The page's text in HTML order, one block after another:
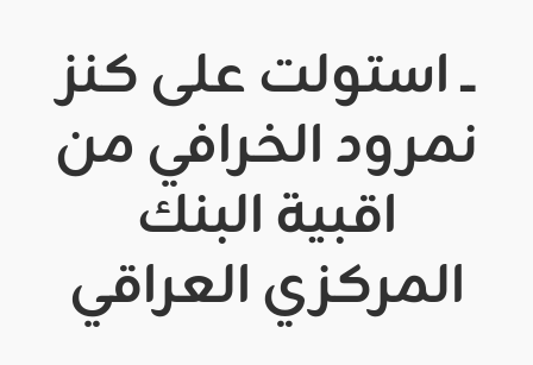
ــ استولت على كنز
نمرود الخرافي من
اقبية البنك
المركزي العراقي